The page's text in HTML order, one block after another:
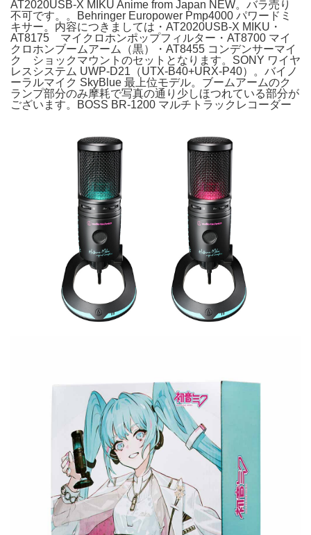
AT2020USB-X MIKU Anime from Japan NEW。バラ売り
不可です。。Behringer Europower Pmp4000 パワードミ
キサー。内容につきましては・AT2020USB-X MIKU・
AT8175 マイクロホンポップフィルター・AT8700 マイ
クロホンブームアーム（黒）・AT8455 コンデンサーマイ
ク ショックマウントのセットとなります。SONY ワイヤ
レスシステム UWP-D21（UTX-B40+URX-P40）。バイノ
ーラルマイク SkyBlue 最上位モデル。ブームアームのク
ランプ部分のみ摩耗で写真の通り少しほつれている部分が
ございます。BOSS BR-1200 マルチトラックレコーダー